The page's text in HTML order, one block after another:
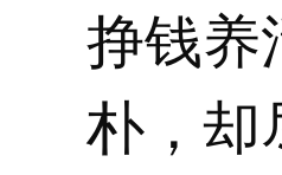
挣钱养
朴，却